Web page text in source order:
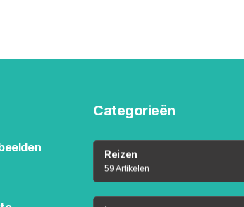
Categorieën
Reizen
59 Artikelen